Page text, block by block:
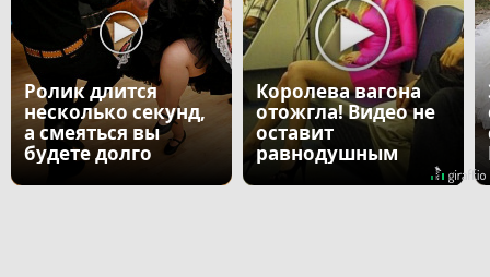
Ролик длится
несколько секунд,
а смеяться вы
будете долго
Королева вагона
отожгла! Видео не
оставит
равнодушным